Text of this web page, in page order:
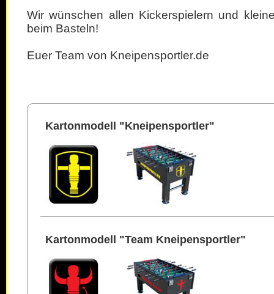
Wir wünschen allen Kickerspielern und
beim Basteln!
Euer Team von Kneipensportler.de
Kartonmodell "Kneipensportler"
Kartonmodell "Team Kneipensportler"